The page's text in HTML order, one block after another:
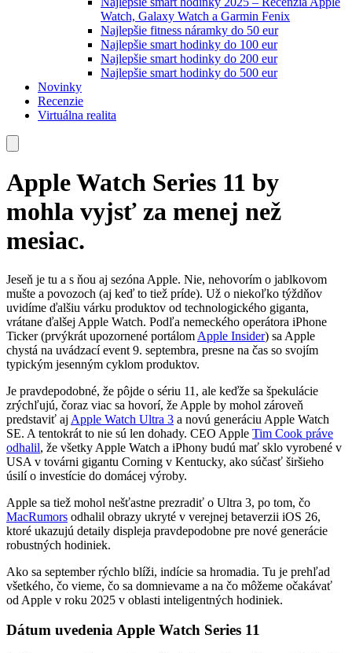
Watch, Galaxy Watch a Garmin Fenix
Najlepšie fitness náramky do 50 eur
Najlepšie smart hodinky do 100 eur
Najlepšie smart hodinky do 200 eur
Najlepšie smart hodinky do 500 eur
Novinky
Recenzie
Virtuálna realita
Apple Watch Series 11 by
mohla vyjsť za menej než
mesiac.
Jeseň je tu a s ňou aj sezóna Apple. Nie, nehovorím o jablkovom
mušte a povozoch (aj keď to tiež príde). Už o niekoľko týždňov
uvidíme ďalšiu várku produktov od technologického giganta,
vrátane ďalšej Apple Watch. Podľa nemeckého operátora iPhone
Ticker (prvýkrát upozornené portálom Apple Insider) sa Apple
chystá na uvádzací event 9. septembra, presne na čas so svojím
typickým jesenným cyklom produktov.
Je pravdepodobné, že pôjde o sériu 11, ale keďže sa špekulácie
zrýchľujú, čoraz viac sa hovorí, že Apple by mohol zároveň
predstaviť aj Apple Watch Ultra 3 a novú generáciu Apple Watch
SE. A tentokrát to nie sú len dohady. CEO Apple Tim Cook práve
odhalil, že všetky Apple Watch a iPhony budú mať sklo vyrobené v
USA v továrni gigantu Corning v Kentucky, ako súčasť širšieho
úsilí o investície do domácej výroby.
Apple sa tiež mohol nešťastne prezradiť o Ultra 3, po tom, čo
MacRumors odhalil obrazy ukryté v verejnej betaverzii iOS 26,
ktoré ukazujú detaily displeja pravdepodobne pre nové generácie
robustných hodiniek.
Ako sa september rýchlo blíži, indície sa hromadia. Tu je prehľad
všetkého, čo vieme, čo sa domnievame a na čo môžeme očakávať
od Apple v roku 2025 v oblasti inteligentných hodiniek.
Dátum uvedenia Apple Watch Series 11